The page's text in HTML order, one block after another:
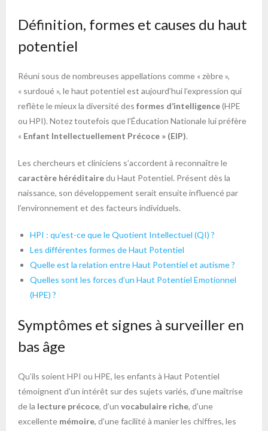
Définition, formes et causes du haut
potentiel
Réuni sous de nombreuses appellations comme « zèbre »,
« surdoué », le haut potentiel est aujourd’hui l’expression qui
reflète le mieux la diversité des formes d’intelligence(HPE
ou HPI). Notez toutefois que l’Éducation Nationale lui préfère
« Enfant Intellectuellement Précoce » (EIP).
Les chercheurs et cliniciens s’accordent à reconnaître le
caractère héréditairedu Haut Potentiel. Présent dès la
naissance, son développement serait ensuite influencé par
l’environnement et des facteurs individuels.
HPI : qu’est-ce que le Quotient Intellectuel (QI) ?
Les différentes formes de Haut Potentiel
Quelle est la relation entre Haut Potentiel et autisme ?
Quelles sont les forces d’un Haut Potentiel Emotionnel
(HPE) ?
Symptômes et signes à surveiller en
bas âge
Qu’ils soient HPI ou HPE, les enfants à Haut Potentiel
témoignent d’un intérêt sur des sujets variés, d’une maîtrise
de la lecture précoce, d’un vocabulaire riche, d’une
excellente mémoire, d’une facilité à manier les chiffres, les